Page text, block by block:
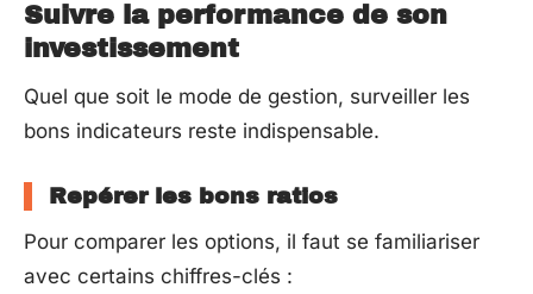
Suivre la performance de son
investissement
Quel que soit le mode de gestion, surveiller les
bons indicateurs reste indispensable.
Repérer les bons ratios
Pour comparer les options, il faut se familiariser
avec certains chiffres-clés :